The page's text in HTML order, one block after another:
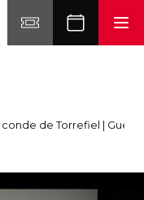
conde de Torrefiel |